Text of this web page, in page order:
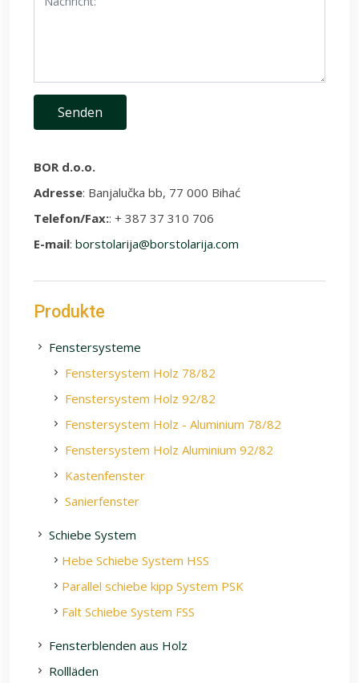
BOR d.o.o.
Adresse: Banjalučka bb, 77 000 Bihać
Telefon/Fax:: + 387 37 310 706
E-mail: borstolarija@borstolarija.com
Produkte
Fenstersysteme
Fenstersystem Holz 78/82
Fenstersystem Holz 92/82
Fenstersystem Holz - Aluminium 78/82
Fenstersystem Holz Aluminium 92/82
Kastenfenster
Sanierfenster
Schiebe System
Hebe Schiebe System HSS
Parallel schiebe kipp System PSK
Falt Schiebe System FSS
Fensterblenden aus Holz
Rollläden